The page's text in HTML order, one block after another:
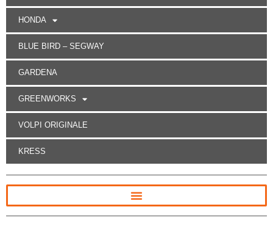
HONDA
BLUE BIRD – SEGWAY
GARDENA
GREENWORKS
VOLPI ORIGINALE
KRESS